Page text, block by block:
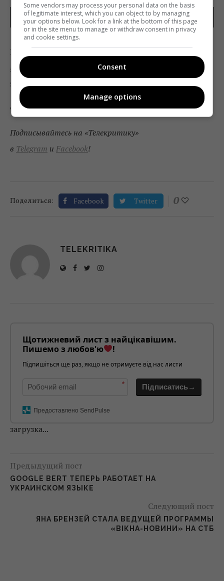
Инфографика Fohr
Напомним, что недавно в Украине был
анонсирован запуск
платформы для бизнес-
знакомствMerezha.
Фото: unsplash.com
Подписывайтесь на «Телекритику»
в Telegram и Facebook!
Поделиться: Facebook Twitter 0
TELEKRITIKA
Щотижневий лист з найцікавішим.
Пишемо з любов'ю
!
Підпишіться ще раз, якщо не отримуєте від нас листи
* Підписатись→
Предоставлено SendPulse
загрузка...
Предыдущий пост
GOOGLE BERT ТЕПЕРЬ РАБОТАЕТ НА
УКРАИНСКОМ ЯЗЫКЕ
Следующий пост
ЯНА БРЕНЗЕЙ СТАЛА ВЕДУЩЕЙ ПРОГРАММЫ
«ВІКНА-НОВИНИ» НА СТБ
Some vendors may process your personal data on the basis
of legitimate interest, which you can object to by managing
your options below. Look for a link at the bottom of this page
or in the site menu to manage or withdraw consent in privacy
and cookie settings.
Consent
Manage options